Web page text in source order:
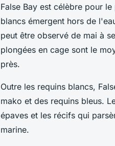
False Bay est célèbre pour
blancs émergent hors de
peut être observé de mai à
plongées en cage sont le
près.
Outre les requins blancs,
mako et des requins bleus.
épaves et les récifs qui
marine.